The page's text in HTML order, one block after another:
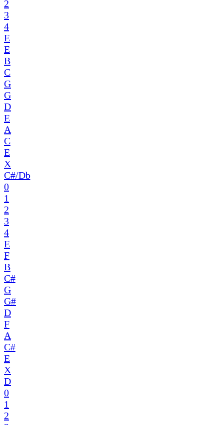
2
3
4
E
E
B
C
G
G
D
E
A
C
E
X
C#/Db
0
1
2
3
4
E
F
B
C#
G
G#
D
F
A
C#
E
X
D
0
1
2